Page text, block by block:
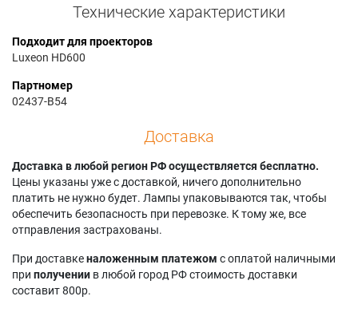
Технические характеристики
Подходит для проекторов
Luxeon HD600
Партномер
02437-B54
Доставка
Доставка в любой регион РФ осуществляется бесплатно.
Цены указаны уже с доставкой, ничего дополнительно
платить не нужно будет. Лампы упаковываются так, чтобы
обеспечить безопасность при перевозке. К тому же, все
отправления застрахованы.
При доставкеналоженным платежом с оплатой наличными
при получении в любой город РФ стоимость доставки
составит 800р.